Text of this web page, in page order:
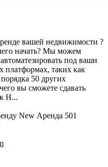
вашей недвижимости ?
начать? Мы можем
под ваши
платформах, таких как
50 других
вы сможете сдавать
H...
New Аренда 501